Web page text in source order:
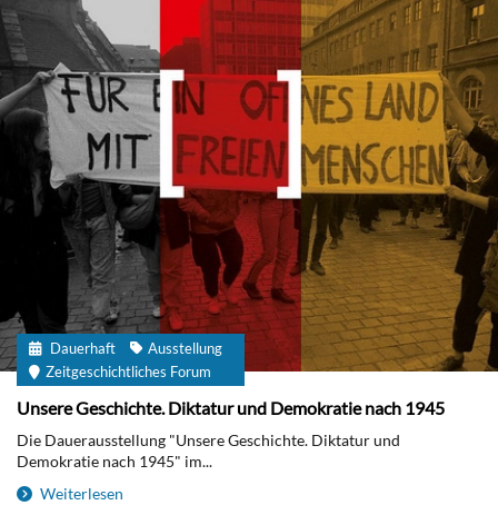
Dauerhaft
Ausstellung
Zeitgeschichtliches Forum
Unsere Geschichte. Diktatur und Demokratie nach 1945
Die Dauerausstellung "Unsere Geschichte. Diktatur und
Demokratie nach 1945" im...
Weiterlesen